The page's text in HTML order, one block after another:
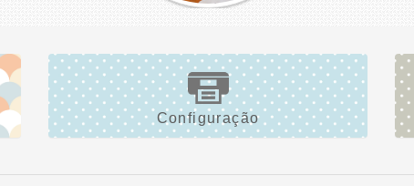
Configuração